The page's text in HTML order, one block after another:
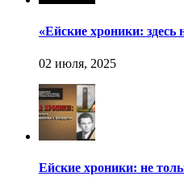
«Ейские хроники: здесь
Ейские хроники: не